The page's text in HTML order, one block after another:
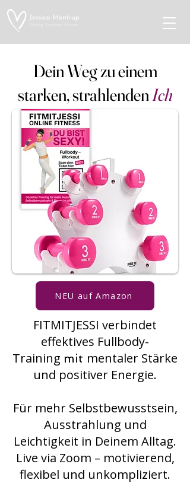
Dein Weg zu einem
starken, strahlendenIch
FITMITJESSI verbindet
effektives Fullbody-
Training mit mentaler Stärke
und positiver Energie.
Für mehr Selbstbewusstsein,
Ausstrahlung und
Leichtigkeit in Deinem Alltag.
Live via Zoom – motivierend,
flexibel und unkompliziert.
NEU auf Amazon